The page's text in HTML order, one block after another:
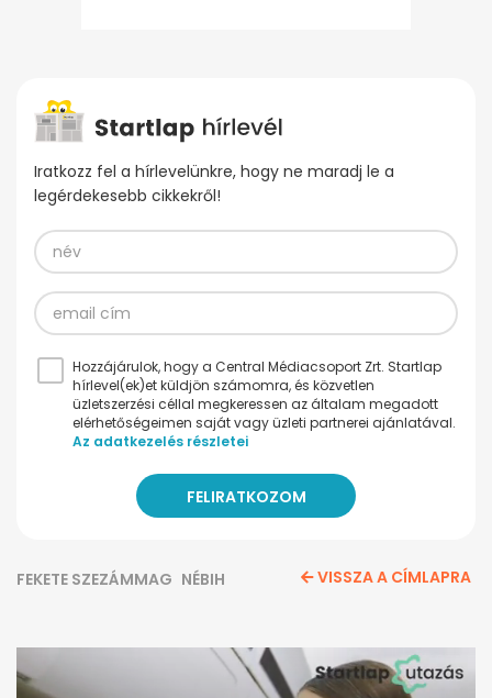
Iratkozz fel a hírlevelünkre, hogy ne maradj le a
legérdekesebb cikkekről!
Hozzájárulok, hogy a Central Médiacsoport Zrt. Startlap
hírlevel(ek)et küldjön számomra, és közvetlen
üzletszerzési céllal megkeressen az általam megadott
elérhetőségeimen saját vagy üzleti partnerei ajánlatával.
Az adatkezelés részletei
FEKETE SZEZÁMMAG NÉBIH VISSZA A CÍMLAPRA